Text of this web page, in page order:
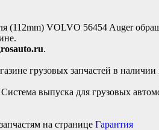
(112mm) VOLVO 56454 Auger
.
грузовых запчастей в
выпуска для грузовых
на странице Гарантия